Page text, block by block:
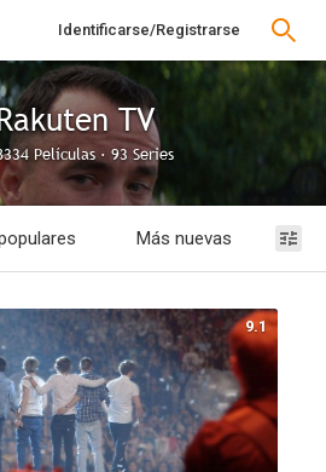
Identificarse/Registrarse
TV
Películas · 93 Series
Más nuevas
Películas
Series
España
Terror
Documentales
Animación
Romance
1874
1874
1874
Infantil
Rusia
1874
Anime
2026
Acción
40m
Intriga Filtrar
9.1